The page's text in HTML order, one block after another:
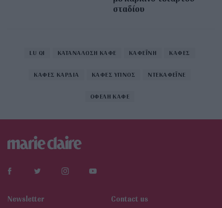
σταδίου
LU QI ΚΑΤΑΝΑΛΩΣΗ ΚΑΦΕ ΚΑΦΕΪΝΗ ΚΑΦΕΣ
ΚΑΦΕΣ ΚΑΡΔΙΑ ΚΑΦΕΣ ΥΠΝΟΣ ΝΤΕΚΑΦΕΪΝΕ
ΟΦΕΛΗ ΚΑΦΕ
Newsletter Contact us